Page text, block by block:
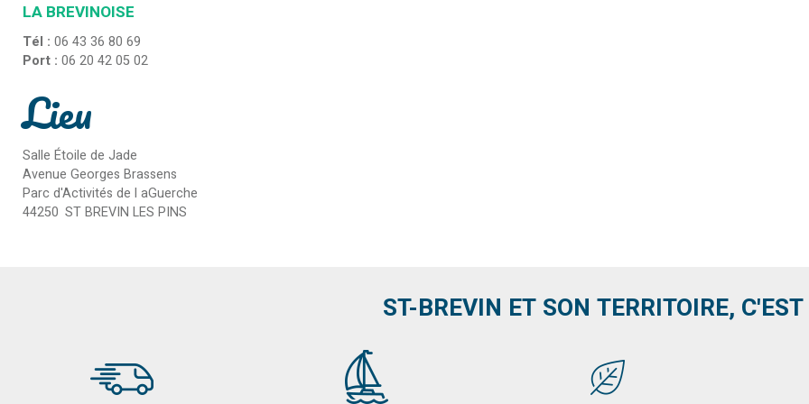
LA BREVINOISE
Tél : 06 43 36 80 69
Port : 06 20 42 05 02
Lieu
Salle Étoile de Jade
Avenue Georges Brassens
Parc d'Activités de l aGuerche
44250 ST BREVIN LES PINS
ST-BREVIN ET SON TERRITOIRE,